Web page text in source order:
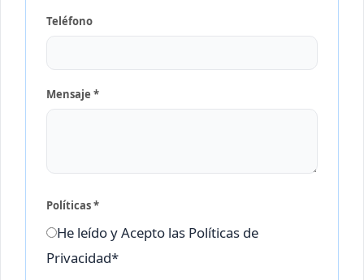
Teléfono
Mensaje *
Políticas *
He leído y Acepto las Políticas de
Privacidad*